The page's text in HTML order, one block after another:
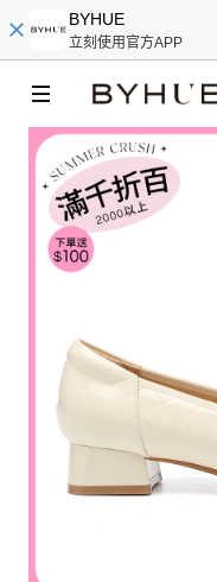
BYHUE
立刻使用官方APP